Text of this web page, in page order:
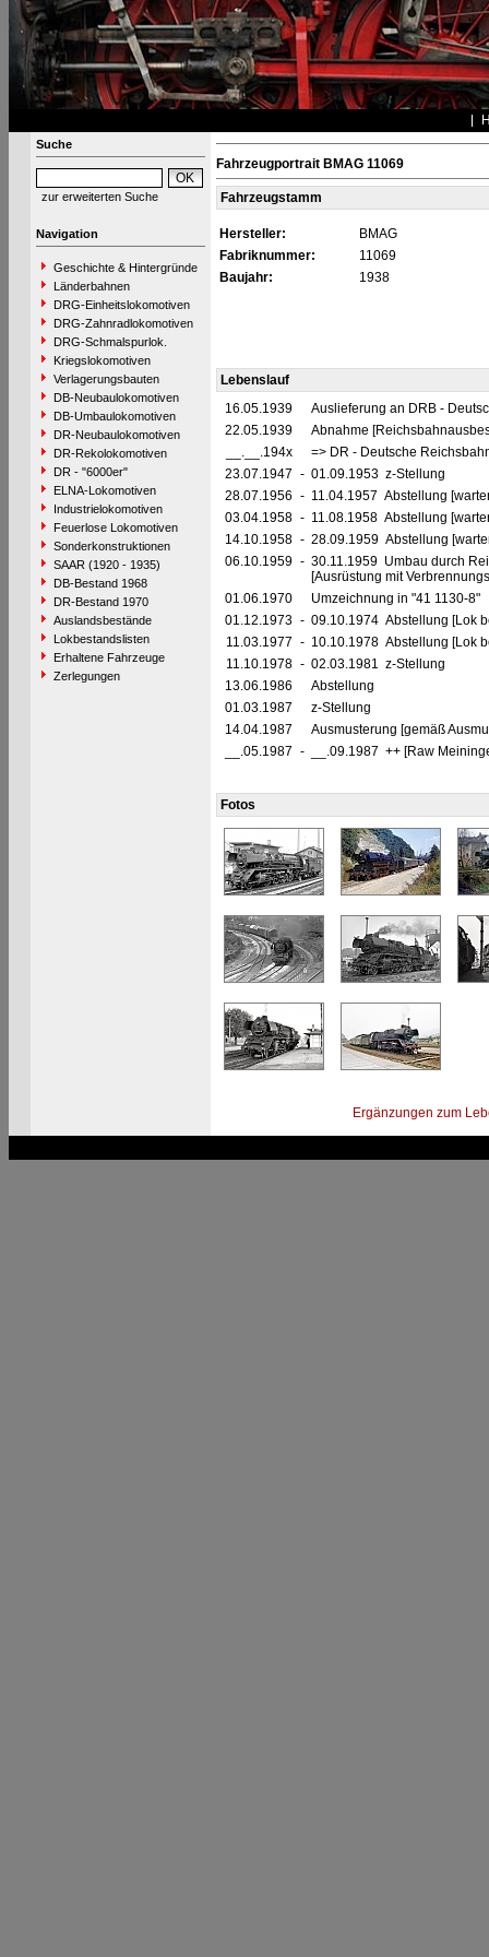
Suche
zur erweiterten Suche
Navigation
Geschichte & Hintergründe
Länderbahnen
DRG-Einheitslokomotiven
DRG-Zahnradlokomotiven
DRG-Schmalspurlok.
Kriegslokomotiven
Verlagerungsbauten
DB-Neubaulokomotiven
DB-Umbaulokomotiven
DR-Neubaulokomotiven
DR-Rekolokomotiven
DR - "6000er"
ELNA-Lokomotiven
Industrielokomotiven
Feuerlose Lokomotiven
Sonderkonstruktionen
SAAR (1920 - 1935)
DB-Bestand 1968
DR-Bestand 1970
Auslandsbestände
Lokbestandslisten
Erhaltene Fahrzeuge
Zerlegungen
Fahrzeugportrait BMAG 11069
Fahrzeugstamm
Hersteller:
BMAG
Fabriknummer:
11069
Baujahr:
1938
Lebenslauf
16.05.1939
Auslieferung an DRB -
22.05.1939
Abnahme
__.__.194x
=> DR - Deutsche
23.07.1947 - 01.09.1953 z-Stellung
28.07.1956 - 11.04.1957 Abstellung
03.04.1958 - 11.08.1958 Abstellung
14.10.1958 - 28.09.1959 Abstellung
06.10.1959 - 30.11.1959 Umbau durch
[Ausrüstung mit
01.06.1970
Umzeichnung in "41 1130-8"
01.12.1973 - 09.10.1974 Abstellung [Lok
11.03.1977 - 10.10.1978 Abstellung [Lok
11.10.1978 - 02.03.1981 z-Stellung
13.06.1986
Abstellung
01.03.1987
z-Stellung
14.04.1987
Ausmusterung [gemäß
__.05.1987 - __.09.1987 ++ [Raw
Fotos
Ergänzungen zum